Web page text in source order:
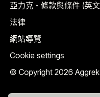
© Copyright 2026
亞力克 - 條款與條件 (英文
法律
網站導覽
Cookie settings